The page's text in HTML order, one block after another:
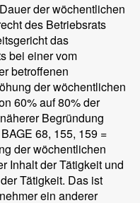
der wöchentlichen
des Betriebsrats
das
bei einer vom
betroffenen
der wöchentlichen
60% auf 80% der
Begründung
68, 155, 159 =
der wöchentlichen
Inhalt der Tätigkeit und
Tätigkeit. Das ist
ein anderer